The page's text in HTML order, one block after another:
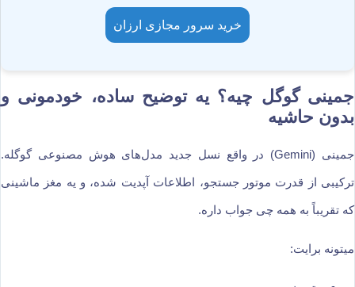
خرید سرور مجازی ارزان
جمینی گوگل چیه؟ یه توضیح ساده، خودمونی و
بدون حاشیه
جمینی (Gemini) در واقع نسل جدید مدل‌های هوش مصنوعی گوگله.
ترکیبی از قدرت موتور جستجو، اطلاعات آپدیت شده، و یه مغز ماشینی
که تقریباً به همه چی جواب داره.
میتونه برایت: